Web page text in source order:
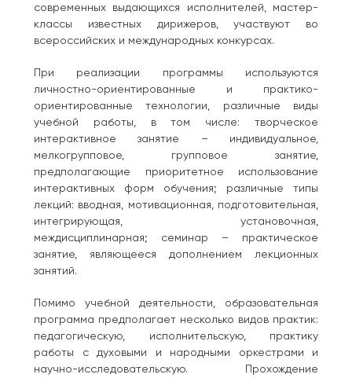
современных выдающихся исполнителей, мастер-
классы известных дирижеров, участвуют во
всероссийских и международных конкурсах.
При реализации программы используются
личностно-ориентированные и практико-
ориентированные технологии, различные виды
учебной работы, в том числе: творческое
интерактивное занятие – индивидуальное,
мелкогрупповое, групповое занятие,
предполагающие приоритетное использование
интерактивных форм обучения; различные типы
лекций: вводная, мотивационная, подготовительная,
интегрирующая, установочная,
междисциплинарная; семинар – практическое
занятие, являющееся дополнением лекционных
занятий.
Помимо учебной деятельности, образовательная
программа предполагает несколько видов практик:
педагогическую, исполнительскую, практику
работы с духовыми и народными оркестрами и
научно-исследовательскую. Прохождение